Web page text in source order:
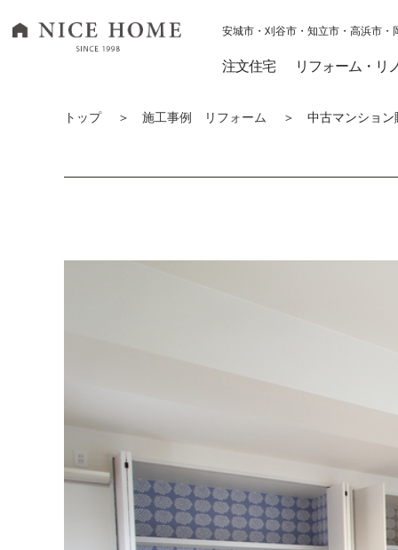
ナイスホーム トップページへ移動
安城市・刈谷市・知立市・高浜市
注文住宅 リフォーム・リ
トップ ＞ 施工事例 リフォーム ＞ 中古マンション